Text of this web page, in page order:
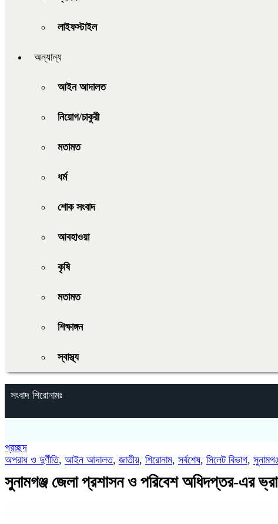
লাইফস্টাইল
অন্যান্য
আইন আদালত
নিয়োগ/চাকুরী
মতামত
ধর্ম
শোক সংবাদ
আবহাওয়া
কৃষি
মতামত
শিক্ষাঙ্গন
স্বাস্থ্য
সংবাদ শিরোনামঃ
প্রচ্ছদ
অপরাধ ও দুর্ণীতি, আইন আদালত, জাতীয়, শিরোনাম, সর্বশেষ, সিলেট বিভাগ,
সুনামগঞ্জ জেলা প্রশাসন ও পরিবেশ অধিদপ্তর-এর